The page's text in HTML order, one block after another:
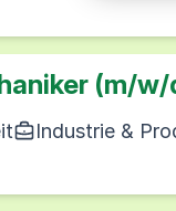
(m/w/
Industrie &